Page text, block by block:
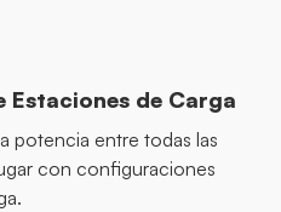
Estaciones de Carga
potencia entre todas las
con configuraciones